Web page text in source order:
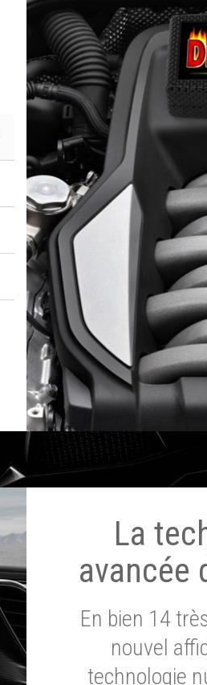
La
avancée
En bien 14
nouvel
technologie